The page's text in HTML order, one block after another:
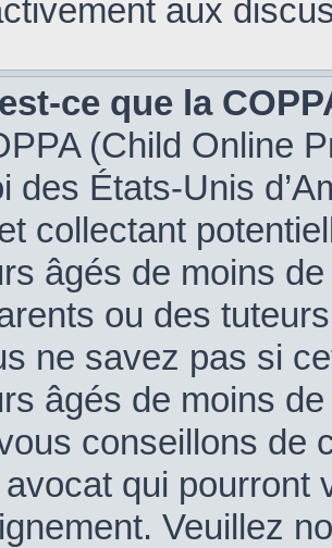
aux
ce que la
(Child Online
des États-Unis
collectant
âgés de moins
ou des
ne savez pas si
âgés de moins
conseillons de
qui pourront
Veuillez